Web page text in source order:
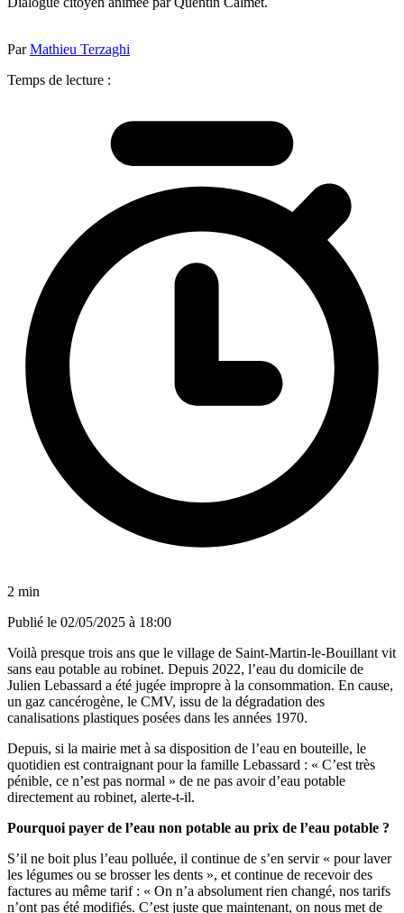
ParMathieu Terzaghi
Temps de lecture :
2 min
Publié le 02/05/2025 à 18:00
Voilà presque trois ans que le village de Saint-Martin-le-Bouillant vit
sans eau potable au robinet. Depuis 2022, l’eau du domicile de
Julien Lebassard a été jugée impropre à la consommation. En cause,
un gaz cancérogène, le CMV, issu de la dégradation des
canalisations plastiques posées dans les années 1970.
Depuis, si la mairie met à sa disposition de l’eau en bouteille, le
quotidien est contraignant pour la famille Lebassard : « C’est très
pénible, ce n’est pas normal » de ne pas avoir d’eau potable
directement au robinet, alerte-t-il.
Pourquoi payer de l’eau non potable au prix de l’eau potable ?
S’il ne boit plus l’eau polluée, il continue de s’en servir « pour laver
les légumes ou se brosser les dents », et continue de recevoir des
factures au même tarif : « On n’a absolument rien changé, nos tarifs
n’ont pas été modifiés. C’est juste que maintenant, on nous met de